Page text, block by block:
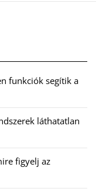
funkciók segítik a
láthatatlan
figyelj az